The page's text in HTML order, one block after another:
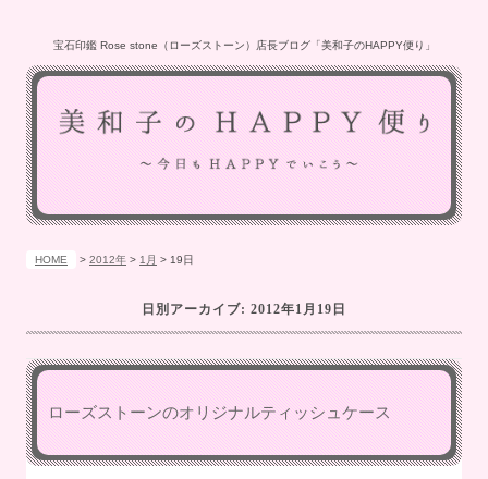
宝石印鑑 Rose stone（ローズストーン）店長ブログ「美和子のHAPPY便り」
HOME > 2012年 > 1月 > 19日
日別アーカイブ: 2012年1月19日
ローズストーンのオリジナルティッシュケース